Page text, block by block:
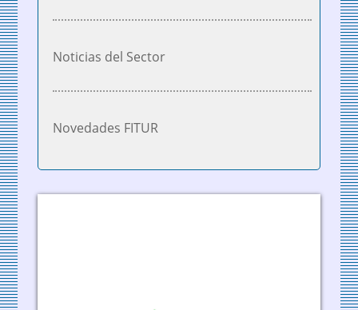
Noticias del Sector
Novedades FITUR